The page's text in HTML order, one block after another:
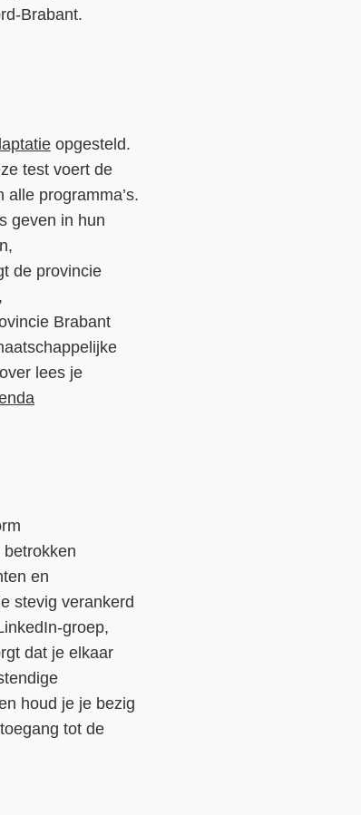
Brabant.
opgesteld.
test voert de
programma’s.
geven in hun
de provincie
Brabant
lees je
en
stevig verankerd
groep,
dat je elkaar
houd je je bezig
tot de